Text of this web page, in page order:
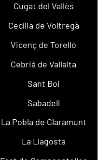
Cugat del Vallès
Cecília de Voltregà
Vicenç de Torelló
Cebrià de Vallalta
Sant Boi
Sabadell
La Pobla de Claramunt
La Llagosta